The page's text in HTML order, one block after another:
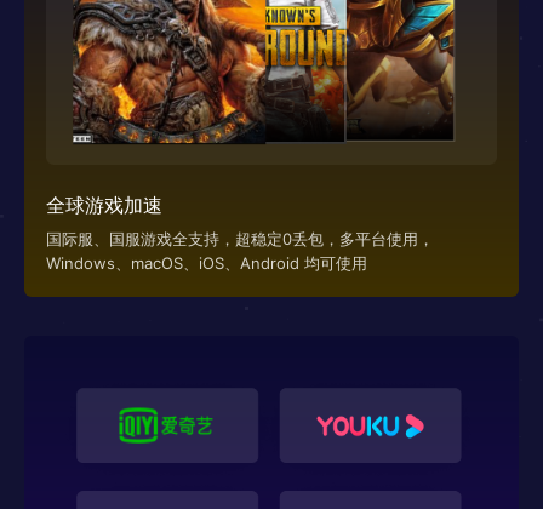
全球游戏加速
国际服、国服游戏全支持，超稳定0丢包，多平台使用，
Windows、macOS、iOS、Android 均可使用